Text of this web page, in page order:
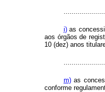
i)as
aos órgãos de
10 (dez) anos
m)as
conforme